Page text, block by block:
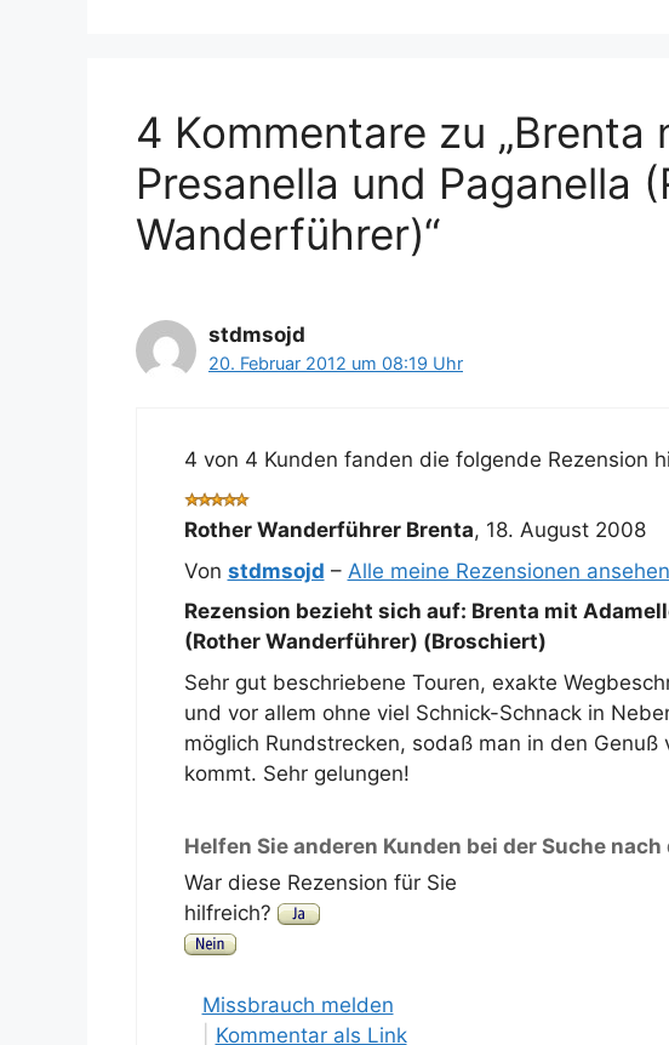
4 Kommentare zu „Brenta
Presanella und Paganella
Wanderführer)“
stdmsojd
20. Februar 2012 um 08:19 Uhr
4 von 4 Kunden fanden die folgende Rezension
Rother Wanderführer Brenta, 18. August 2008
Von stdmsojd – Alle meine Rezensionen ansehen
Rezension bezieht sich auf: Brenta mit
(Rother Wanderführer) (Broschiert)
Sehr gut beschriebene Touren, exakte
und vor allem ohne viel Schnick-Schnack in
möglich Rundstrecken, sodaß man in den Genuß
kommt. Sehr gelungen!
Helfen Sie anderen Kunden bei der Suche
War diese Rezension für Sie
hilfreich?
Missbrauch melden
Kommentar als Link